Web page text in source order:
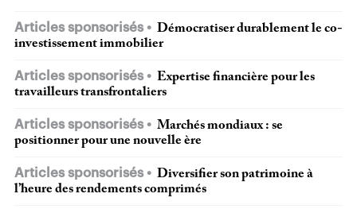
Articles sponsorisés
Démocratiser durablement le co-
investissement immobilier
Articles sponsorisés
Expertise financière pour les
travailleurs transfrontaliers
Articles sponsorisés
Marchés mondiaux : se
positionner pour une nouvelle ère
Articles sponsorisés
Diversifier son patrimoine à
l’heure des rendements comprimés